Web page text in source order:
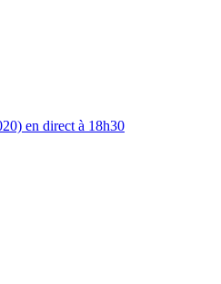
en direct à 18h30